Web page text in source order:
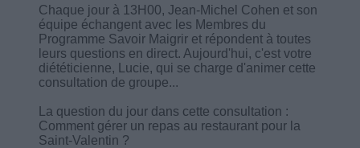
Chaque jour à 13H00, Jean-Michel Cohen et son
équipe échangent avec les Membres du
Programme Savoir Maigrir et répondent à toutes
leurs questions en direct. Aujourd'hui, c'est votre
diététicienne, Lucie, qui se charge d'animer cette
consultation de groupe...
La question du jour dans cette consultation :
Comment gérer un repas au restaurant pour la
Saint-Valentin ?